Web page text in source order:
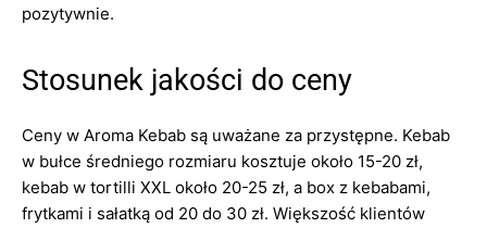
pozytywnie.
Stosunek jakości do ceny
Ceny w Aroma Kebab są uważane za przystępne. Kebab
w bułce średniego rozmiaru kosztuje około 15-20 zł,
kebab w tortilli XXL około 20-25 zł, a box z kebabami,
frytkami i sałatką od 20 do 30 zł. Większość klientów